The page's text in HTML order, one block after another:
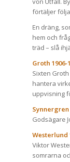
förtäljer
En dräng,
hem och
träd – slå
Groth 1906-
Sixten
hantera
uppvisning
Synnergren
Godsägare
Westerlund
Viktor
somrarna